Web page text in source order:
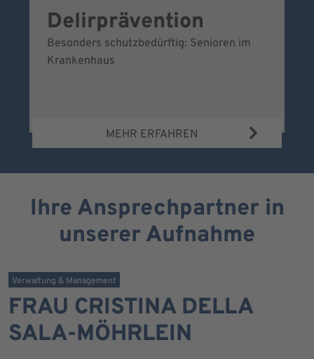
Delirprävention
Besonders schutzbedürftig: Senioren im
Krankenhaus
MEHR ERFAHREN
Ihre Ansprechpartner in
unserer Aufnahme
Verwaltung & Management
FRAU CRISTINA DELLA
SALA-MÖHRLEIN